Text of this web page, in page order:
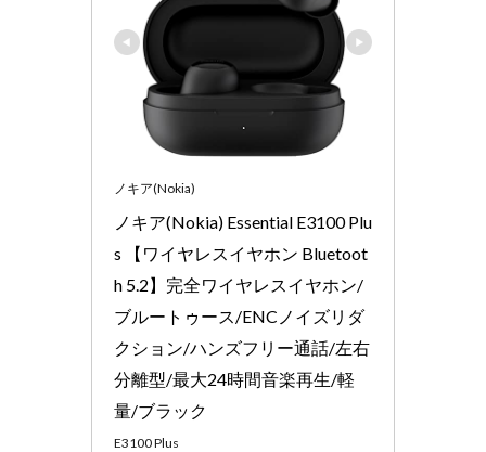
ノキア(Nokia)
ノキア(Nokia) Essential E3100 Plu
s 【ワイヤレスイヤホン Bluetoot
h 5.2】完全ワイヤレスイヤホン/
ブルートゥース/ENCノイズリダ
クション/ハンズフリー通話/左右
分離型/最大24時間音楽再生/軽
量/ブラック
E3100 Plus